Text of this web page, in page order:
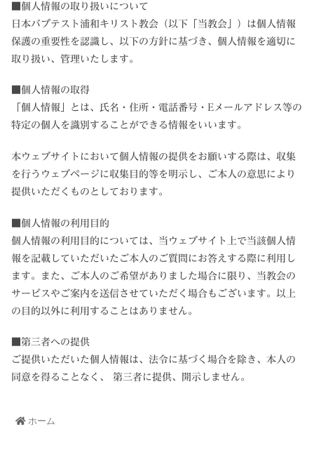
■個人情報の取り扱いについて
日本バプテスト浦和キリスト教会（以下「当教会」）は個人情報
保護の重要性を認識し、以下の方針に基づき、個人情報を適切に
取り扱い、管理いたします。
■個人情報の取得
「個人情報」とは、氏名・住所・電話番号・Eメールアドレス等の
特定の個人を識別することができる情報をいいます。
本ウェブサイトにおいて個人情報の提供をお願いする際は、収集
を行うウェブページに収集目的等を明示し、ご本人の意思により
提供いただくものとしております。
■個人情報の利用目的
個人情報の利用目的については、当ウェブサイト上で当該個人情
報を記載していただいたご本人のご質問にお答えする際に利用し
ます。また、ご本人のご希望がありました場合に限り、当教会の
サービスやご案内を送信させていただく場合もございます。以上
の目的以外に利用することはありません。
■第三者への提供
ご提供いただいた個人情報は、法令に基づく場合を除き、本人の
同意を得ることなく、 第三者に提供、開示しません。
ホーム